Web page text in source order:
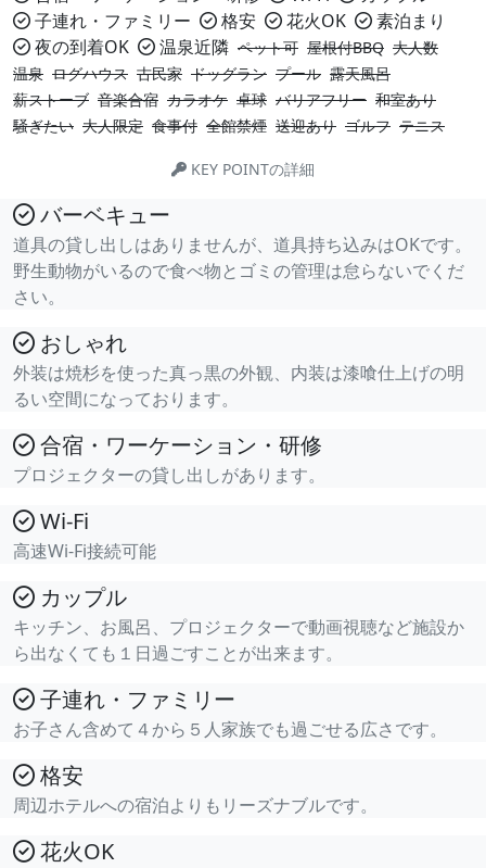
子連れ・ファミリー
格安 花火OK
素泊まり
夜の到着OK
温泉近隣 ペット可 屋根付BBQ 大人数
温泉 ログハウス 古民家 ドッグラン プール 露天風呂
薪ストーブ 音楽合宿 カラオケ 卓球 バリアフリー 和室あり
騒ぎたい 大人限定 食事付 全館禁煙 送迎あり ゴルフ テニス
KEY POINTの詳細
バーベキュー
道具の貸し出しはありませんが、道具持ち込みはOKです。
野生動物がいるので食べ物とゴミの管理は怠らないでくだ
さい。
おしゃれ
外装は焼杉を使った真っ黒の外観、内装は漆喰仕上げの明
るい空間になっております。
合宿・ワーケーション・研修
プロジェクターの貸し出しがあります。
Wi-Fi
高速Wi-Fi接続可能
カップル
キッチン、お風呂、プロジェクターで動画視聴など施設か
ら出なくても１日過ごすことが出来ます。
子連れ・ファミリー
お子さん含めて４から５人家族でも過ごせる広さです。
格安
周辺ホテルへの宿泊よりもリーズナブルです。
花火OK